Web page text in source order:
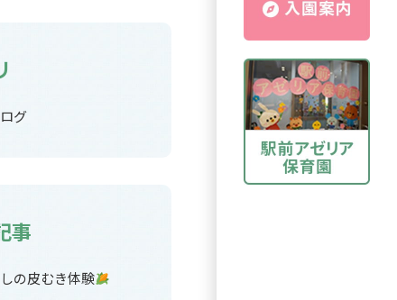
グ
事
の皮むき体験